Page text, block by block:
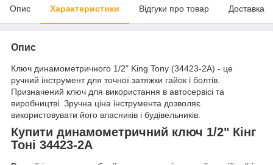
Опис Характеристики Відгуки про товар Доставка
Опис
Ключ динамометричного 1/2" King Tony (34423-2A) - це
ручний інструмент для точної затяжки гайок і болтів.
Призначений ключ для використання в автосервісі та
виробництві. Зручна ціна інструмента дозволяє
використовувати його власників і будівельників.
Купити динамометричний ключ 1/2" Кінг
Тоні 34423-2A